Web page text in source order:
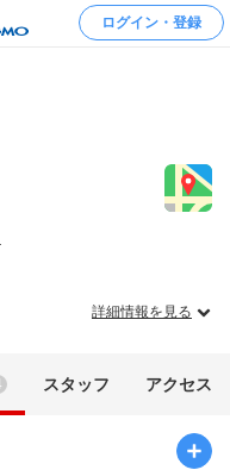
ログイン・登録
詳細情報を見る
スタッフ アクセス